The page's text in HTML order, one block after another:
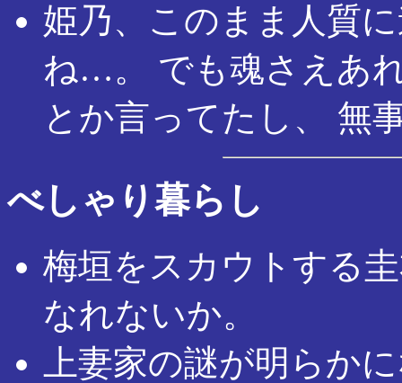
姫乃、このまま人質
ね…。 でも魂さえあ
とか言ってたし、 無
べしゃり暮らし
梅垣をスカウトする
なれないか。
上妻家の謎が明らか